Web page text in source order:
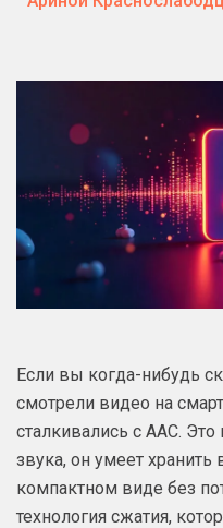
Если вы когда-нибудь
смотрели видео на
сталкивались с AAC.
звука, он умеет
компактном виде без
технология сжатия,